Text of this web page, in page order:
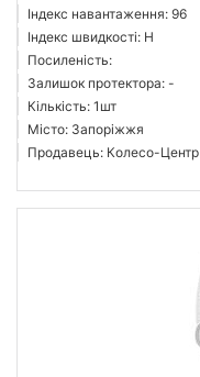
Індекс навантаження: 96
Індекс швидкості: H
Посиленість:
Залишок протектора: -
Кількість: 1шт
Місто: Запоріжжя
Продавець: Колесо-Центр